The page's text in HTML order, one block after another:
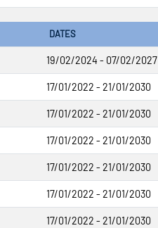
DATES
19/02/2024 - 07/02/2027
17/01/2022 - 21/01/2030
17/01/2022 - 21/01/2030
17/01/2022 - 21/01/2030
17/01/2022 - 21/01/2030
17/01/2022 - 21/01/2030
17/01/2022 - 21/01/2030